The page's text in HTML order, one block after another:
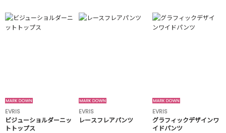
EVRIS
ビジューショルダーニッ
トトップス
EVRIS
レースフレアパンツ
EVRIS
グラフィックデザインワ
イドパンツ